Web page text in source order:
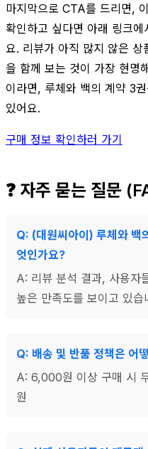
마지막으로 CTA를 드리면,
확인하고 싶다면 아래 링크
요. 리뷰가 아직 많지 않은 상
을 함께 보는 것이 가장 현명
이라면, 루체와 백의 계약 3
있어요.
구매 정보 확인하러 가기
❓ 자주 묻는 질문
Q: (대원씨아이) 루체와 백
엇인가요?
A: 리뷰 분석 결과, 사용자
높은 만족도를 보이고 있습
Q: 배송 및 반품 정책은 어
A: 6,000원 이상 구매 시
원